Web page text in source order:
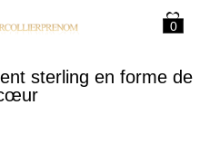
0
sterling en forme de